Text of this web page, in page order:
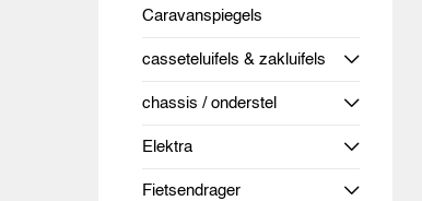
Caravanspiegels
casseteluifels & zakluifels
chassis / onderstel
Elektra
Fietsendrager